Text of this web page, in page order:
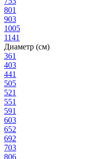
801
903
1005
1141
Диаметр (см)
361
403
441
505
521
551
591
603
652
692
703
806